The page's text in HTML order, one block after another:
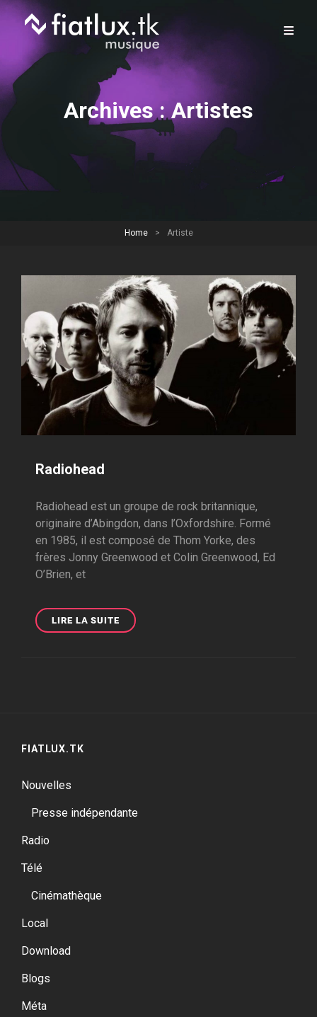
Archives :Artistes
Home > Artiste
Radiohead
Radiohead est un groupe de rock britannique,
originaire d’Abingdon, dans l’Oxfordshire. Formé
en 1985, il est composé de Thom Yorke, des
frères Jonny Greenwood et Colin Greenwood, Ed
O’Brien, et
LIRE LA SUITE RADIOHEAD
FIATLUX.TK
Nouvelles
Presse indépendante
Radio
Télé
Cinémathèque
Local
Download
Blogs
Méta